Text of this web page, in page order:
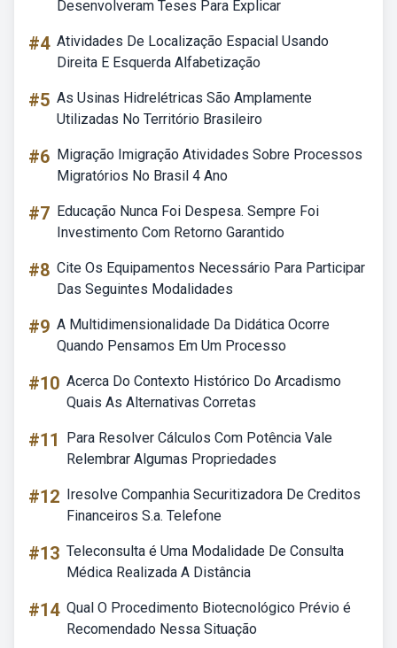
Desenvolveram Teses Para Explicar
#4 Atividades De Localização Espacial Usando
Direita E Esquerda Alfabetização
#5 As Usinas Hidrelétricas São Amplamente
Utilizadas No Território Brasileiro
#6 Migração Imigração Atividades Sobre Processos
Migratórios No Brasil 4 Ano
#7 Educação Nunca Foi Despesa. Sempre Foi
Investimento Com Retorno Garantido
#8 Cite Os Equipamentos Necessário Para Participar
Das Seguintes Modalidades
#9 A Multidimensionalidade Da Didática Ocorre
Quando Pensamos Em Um Processo
#10 Acerca Do Contexto Histórico Do Arcadismo
Quais As Alternativas Corretas
#11
Para Resolver Cálculos Com Potência Vale
Relembrar Algumas Propriedades
#12 Iresolve Companhia Securitizadora De Creditos
Financeiros S.a. Telefone
#13 Teleconsulta é Uma Modalidade De Consulta
Médica Realizada A Distância
#14 Qual O Procedimento Biotecnológico Prévio é
Recomendado Nessa Situação